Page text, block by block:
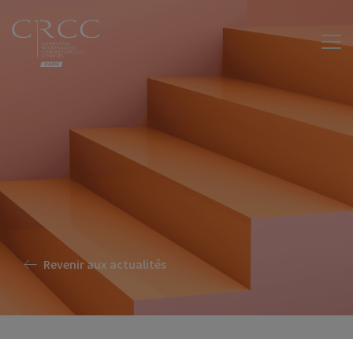
Revenir aux actualités